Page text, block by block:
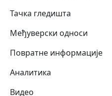
Тачка гледишта
Међуверски односи
Повратне информације
Аналитика
Видео